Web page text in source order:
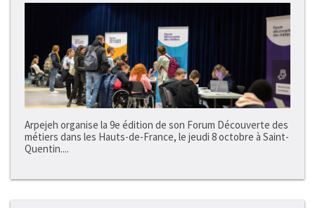
Arpejeh organise la 9e édition de son Forum Découverte des
métiers dans les Hauts-de-France, le jeudi 8 octobre à Saint-
Quentin....